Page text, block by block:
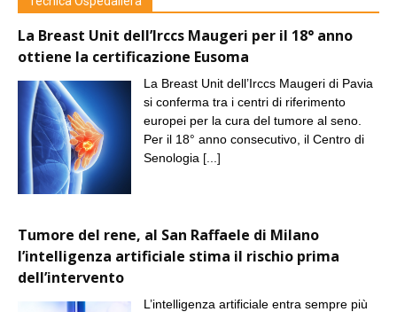
La Breast Unit dell’Irccs Maugeri per il 18° anno
ottiene la certificazione Eusoma
La Breast Unit dell’Irccs Maugeri di Pavia
si conferma tra i centri di riferimento
europei per la cura del tumore al seno.
Per il 18° anno consecutivo, il Centro di
Senologia [...]
Tumore del rene, al San Raffaele di Milano
l’intelligenza artificiale stima il rischio prima
dell’intervento
L’intelligenza artificiale entra sempre più